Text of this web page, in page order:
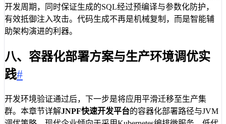
开发周期，同时保证生成的SQL经过预编译与参数化防护，
有效抵御注入攻击。代码生成不再是机械复制，而是智能辅
助架构演进的利器。
八、容器化部署方案与生产环境调优实
践#
开发环境验证通过后，下一步是将应用平滑迁移至生产集
群。本章节详解JNPF快速开发平台的容器化部署路径与JVM